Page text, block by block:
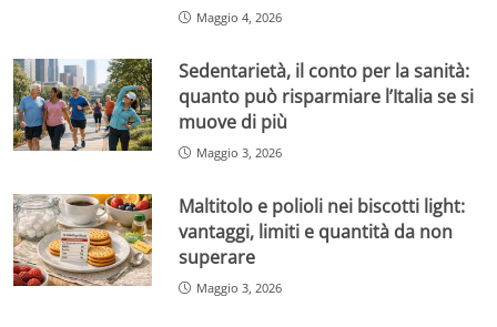
Maggio 4, 2026
Sedentarietà, il conto per la sanità:
quanto può risparmiare l’Italia se si
muove di più
Maggio 3, 2026
Maltitolo e polioli nei biscotti light:
vantaggi, limiti e quantità da non
superare
Maggio 3, 2026